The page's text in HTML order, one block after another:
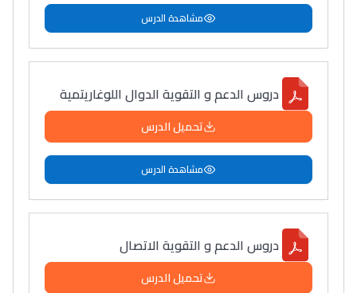
مشاهدة الدرس
دروس الدعم و التقوية الدوال اللوغاريتمية
تحميل الدرس
مشاهدة الدرس
دروس الدعم و التقوية الاتصال
تحميل الدرس